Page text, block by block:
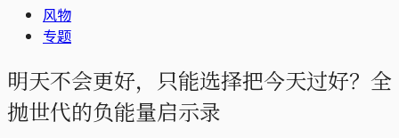
风物
专题
明天不会更好，只能选择把今天过好？全
抛世代的负能量启示录